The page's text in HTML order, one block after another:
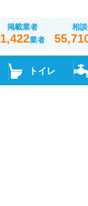
掲載業者
1,422業者
相
トイレ